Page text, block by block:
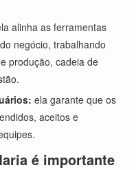
alinha as ferramentas
negócio, trabalhando
produção, cadeia de
ela garante que os
aceitos e
é importante